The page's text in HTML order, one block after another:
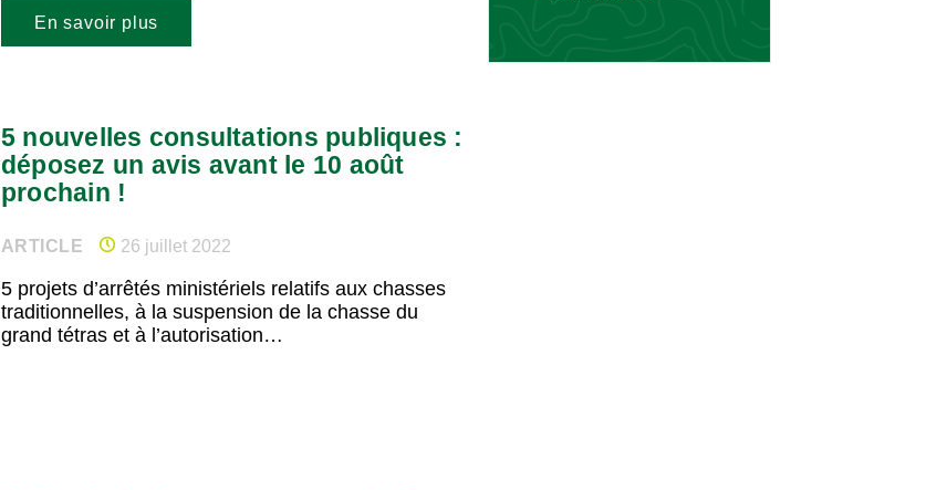
En savoir plus
5 nouvelles consultations publiques :
déposez un avis avant le 10 août
prochain !
ARTICLE 26 juillet 2022
5 projets d’arrêtés ministériels relatifs aux chasses
traditionnelles, à la suspension de la chasse du
grand tétras et à l’autorisation…